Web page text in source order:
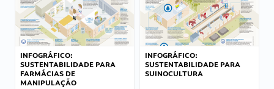
INFOGRÁFICO:
SUSTENTABILIDADE PARA
FARMÁCIAS DE
MANIPULAÇÃO
INFOGRÁFICO:
SUSTENTABILIDADE PARA
SUINOCULTURA